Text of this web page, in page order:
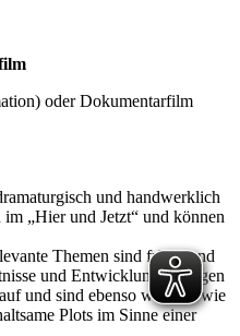
oder Dokumentarfilm
und handwerklich
„Hier und Jetzt“ und können
Themen sind frisch und
und Entwicklungen zeigen
und sind ebenso wichtig, wie
Plots im Sinne einer